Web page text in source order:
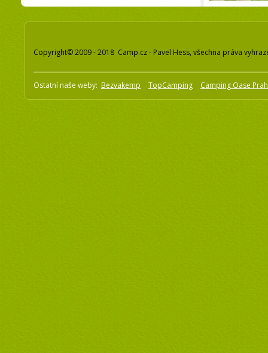
Copyright© 2009 - 2018 Camp.cz - Pavel Hess, všechna práva
Ostatní naše weby: Bezvakemp TopCamping Camping Oase